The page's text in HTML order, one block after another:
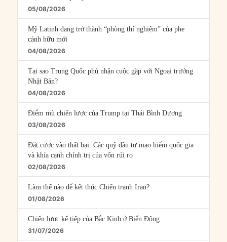
05/08/2026
Mỹ Latinh đang trở thành “phòng thí nghiệm” của phe
cánh hữu mới
04/08/2026
Tại sao Trung Quốc phủ nhận cuộc gặp với Ngoại trưởng
Nhật Bản?
04/08/2026
Điểm mù chiến lược của Trump tại Thái Bình Dương
03/08/2026
Đặt cược vào thất bại: Các quỹ đầu tư mạo hiểm quốc gia
và khía cạnh chính trị của vốn rủi ro
02/08/2026
Làm thế nào để kết thúc Chiến tranh Iran?
01/08/2026
Chiến lược kế tiếp của Bắc Kinh ở Biển Đông
31/07/2026